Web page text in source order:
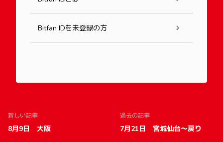
Bitfan IDを未登録の方
新しい記事
8月9日 大阪
過去の記事
7月21日 宮城仙台〜戻り